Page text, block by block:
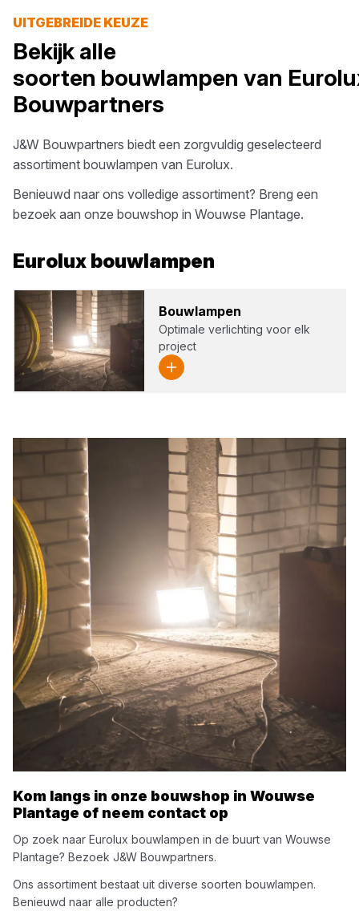
UITGEBREIDE KEUZE
Bekijk alle
soorten bouwlampen van
Bouwpartners
J&W Bouwpartners biedt een zorgvuldig geselecteerd
assortiment bouwlampen van Eurolux.
Benieuwd naar ons volledige assortiment? Breng een
bezoek aan onze bouwshop in Wouwse Plantage.
Eurolux bouwlampen
Bouw­lam­pen
Optimale verlichting voor elk
project
Kom langs in onze bouwshop in Wouwse
Plantage of neem contact op
Op zoek naar Eurolux bouwlampen in de buurt van Wouwse
Plantage? Bezoek J&W Bouwpartners.
Ons assortiment bestaat uit diverse soorten bouwlampen.
Benieuwd naar alle producten?